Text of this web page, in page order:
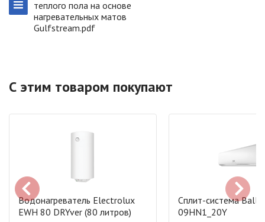
теплого пола на основе
нагревательных матов
Gulfstream.pdf
С этим товаром покупают
Водонагреватель Electrolux
EWH 80 DRYver (80 литров)
Сплит-система Ballu
09HN1_20Y